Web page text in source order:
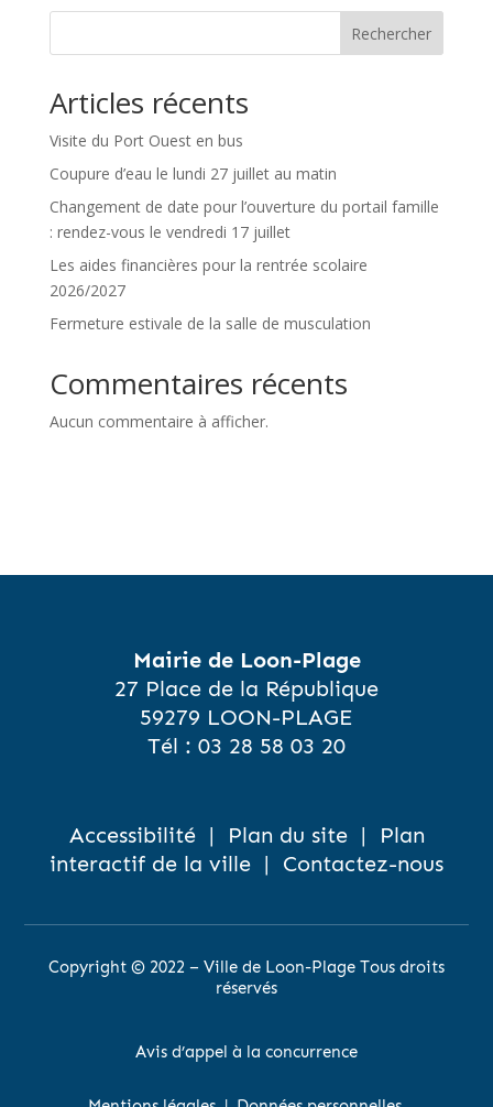
Rechercher
Articles récents
Visite du Port Ouest en bus
Coupure d’eau le lundi 27 juillet au matin
Changement de date pour l’ouverture du portail famille
: rendez-vous le vendredi 17 juillet
Les aides financières pour la rentrée scolaire
2026/2027
Fermeture estivale de la salle de musculation
Commentaires récents
Aucun commentaire à afficher.
Mairie de Loon-Plage
27 Place de la République
59279 LOON-PLAGE
Tél : 03 28 58 03 20
Accessibilité| Plan du site|
Plan
interactif de la ville | Contactez-nous
Copyright © 2022 – Ville de Loon-Plage Tous droits
réservés
Avis d’appel à la concurrence